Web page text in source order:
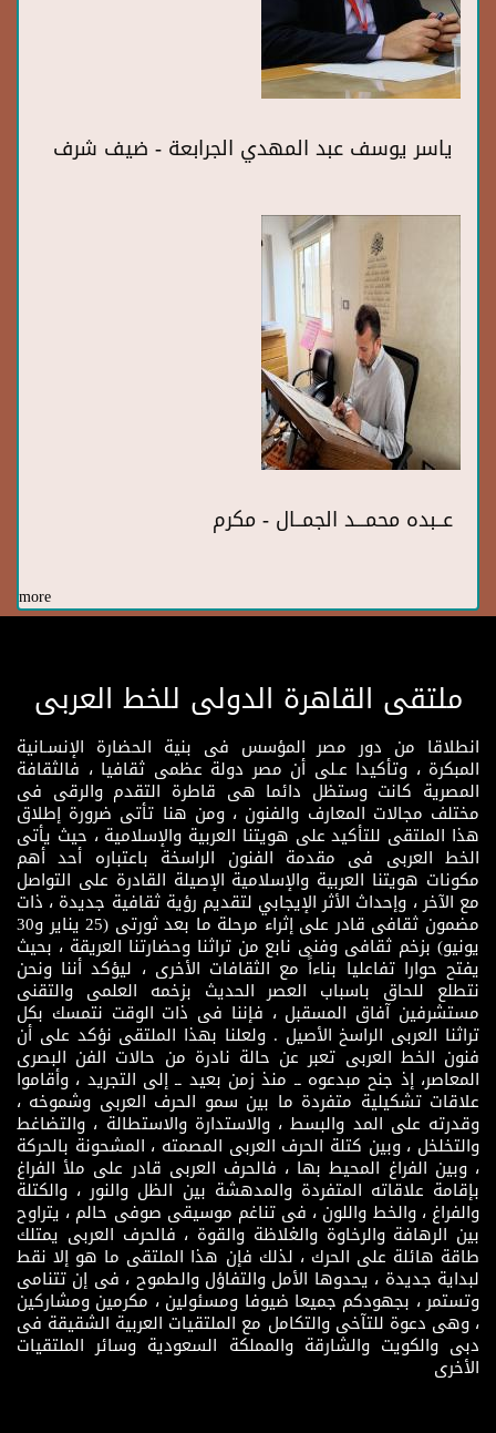
ياسر يوسف عبد المهدي الجرابعة - ضيف شرف
عــبده محمـــد الجمــال - مكرم
more
ملتقى القاهرة الدولى للخط العربى
انطلاقا من دور مصر المؤسس فى بنية الحضارة الإنسـانية
المبكرة ، وتأكيدا عـلى أن مصر دولة عظمى ثقافيا ، فالثقافة
المصرية كانت وستظل دائما هى قاطرة التقدم والرقى فى
مختلف مجالات المعارف والفنون ، ومن هنا تأتى ضرورة إطلاق
هذا الملتقى للتأكيد على هويتنا العربية والإسلامية ، حيث يأتى
الخط العربى فى مقدمة الفنون الراسخة باعتباره أحد أهم
مكونات هويتنا العربية والإسلامية الإصيلة القادرة على التواصل
مع الآخر ، وإحداث الأثر الإيجابي لتقديم رؤية ثقافية جديدة ، ذات
مضمون ثقافى قادر على إثراء مرحلة ما بعد ثورتى (25 يناير و30
يونيو) بزخم ثقافى وفنى نابع من تراثنا وحضارتنا العريقة ، بحيث
يفتح حوارا تفاعليا بناءاً مع الثقافات الأخرى ، ليؤكد أننا ونحن
نتطلع للحاق باسباب العصر الحديث بزخمه العلمى والتقنى
مستشرفين آفاق المسقبل ، فإننا فى ذات الوقت نتمسك بكل
تراثنا العربى الراسخ الأصيل . ولعلنا بهذا الملتقى نؤكد على أن
فنون الخط العربى تعبر عن حالة نادرة من حالات الفن البصرى
المعاصر، إذ جنح مبدعوه ــ منذ زمن بعيد ــ إلى التجريد ، وأقاموا
علاقات تشكيلية متفردة ما بين سمو الحرف العربى وشموخه ،
وقدرته على المد والبسط ، والاستدارة والاستطالة ، والتضاغط
والتخلخل ، وبين كتلة الحرف العربى المصمته ، المشحونة بالحركة
، وبين الفراغ المحيط بها ، فالحرف العربى قادر على ملأ الفراغ
بإقامة علاقاته المتفردة والمدهشة بين الظل والنور ، والكتلة
والفراغ ، والخط واللون ، فى تناغم موسيقى صوفى حالم ، يتراوح
بين الرهافة والرخاوة والغلاظة والقوة ، فالحرف العربى يمتلك
طاقة هائلة على الحرك ، لذلك فإن هذا الملتقى ما هو إلا نقط
لبداية جديدة ، يحدوها الأمل والتفاؤل والطموح ، فى إن تتنامى
وتستمر ، بجهودكم جميعا ضيوفا ومسئولين ، مكرمين ومشاركين
، وهى دعوة للتآخى والتكامل مع الملتقيات العربية الشقيقة فى
دبى والكويت والشارقة والمملكة السعودية وسائر الملتقيات
الأخرى